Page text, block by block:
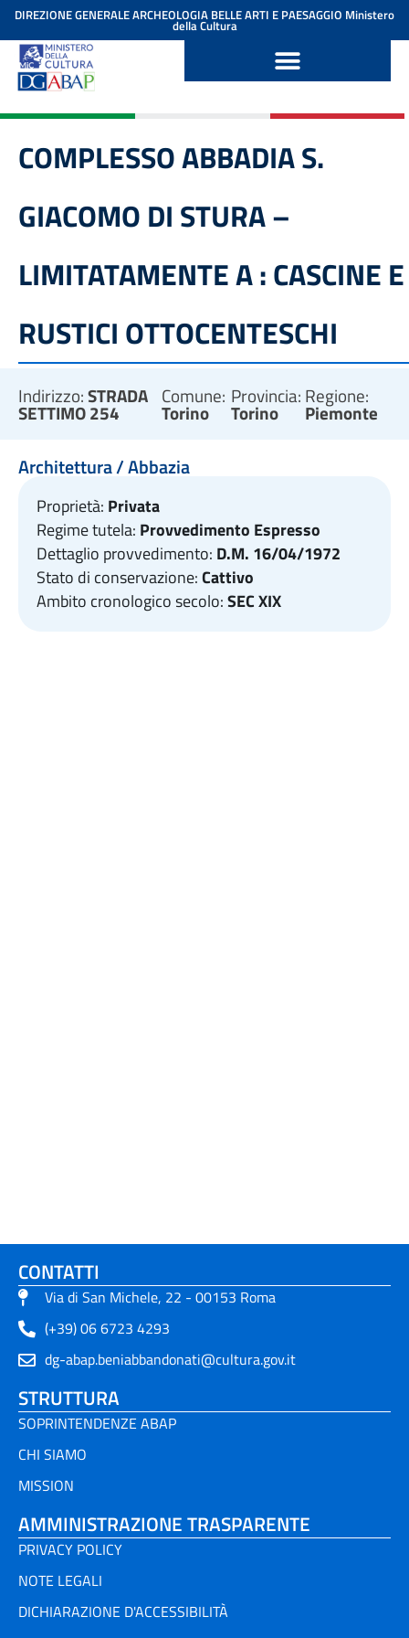
contenuto
DIREZIONE GENERALE ARCHEOLOGIA BELLE ARTI E PAESAGGIO Ministero
della Cultura
COMPLESSO ABBADIA S.
GIACOMO DI STURA –
LIMITATAMENTE A : CASCINE E
RUSTICI OTTOCENTESCHI
Indirizzo:STRADA
SETTIMO 254
Comune:
Torino
Provincia:
Torino
Regione:
Piemonte
Architettura / Abbazia
Proprietà: Privata
Regime tutela: Provvedimento Espresso
Dettaglio provvedimento: D.M. 16/04/1972
Stato di conservazione:Cattivo
Ambito cronologico secolo:SEC XIX
CONTATTI
Via di San Michele, 22 - 00153 Roma
(+39) 06 6723 4293
dg-abap.beniabbandonati@cultura.gov.it
STRUTTURA
SOPRINTENDENZE ABAP
CHI SIAMO
MISSION
AMMINISTRAZIONE TRASPARENTE
PRIVACY POLICY
NOTE LEGALI
DICHIARAZIONE D'ACCESSIBILITÀ